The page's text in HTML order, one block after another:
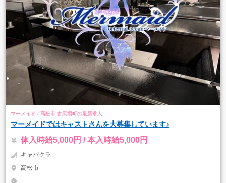
マーメイド / 高松市 古馬場町の最新求人
マーメイドではキャストさんを大募集しています♪
体入時給5,000円 / 本入時給5,000円
キャバクラ
高松市
-